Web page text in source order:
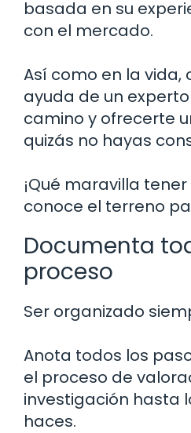
basada en su
con el mercado.
Así como en la vida,
ayuda de un
camino y ofrecerte
quizás no hayas
¡Qué maravilla
conoce el terreno
Documenta
proceso
Ser organizado
Anota todos los
el proceso de
investigación hasta
haces.